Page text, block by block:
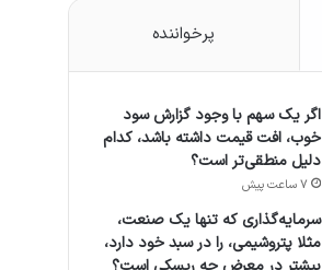
پرخواننده
اگر یک سهم با وجود گزارش سود
خوب، افت قیمت داشته باشد، کدام
دلیل منطقی‌تر است؟
7 ساعت پیش
سرمایه‌گذاری که تنها یک صنعت،
مثلا پتروشیمی، را در سبد خود دارد،